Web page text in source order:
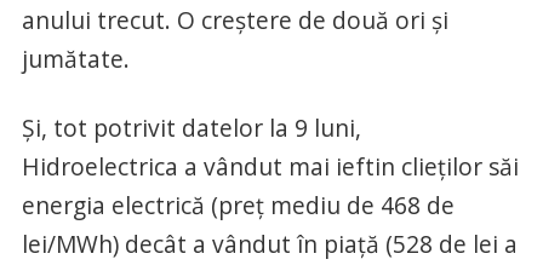
anului trecut. O creștere de două ori și
jumătate.
Și, tot potrivit datelor la 9 luni,
Hidroelectrica a vândut mai ieftin clieților săi
energia electrică (preț mediu de 468 de
lei/MWh) decât a vândut în piață (528 de lei a